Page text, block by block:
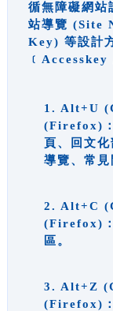
循無障礙網
站導覽 (Site
Key) 等設計
﹝Accesskey
1. Alt+U
(Firefox)：
頁、回文
導覽、常見
2. Alt+C
(Firefox)：
區。
3. Alt+Z
(Firefox)：